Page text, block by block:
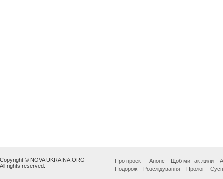
Copyright © NOVA UKRAINA.ORG
All rights reserved.
Про проект Анонс Щоб ми так жили
Подорож
Розслідування Пролог